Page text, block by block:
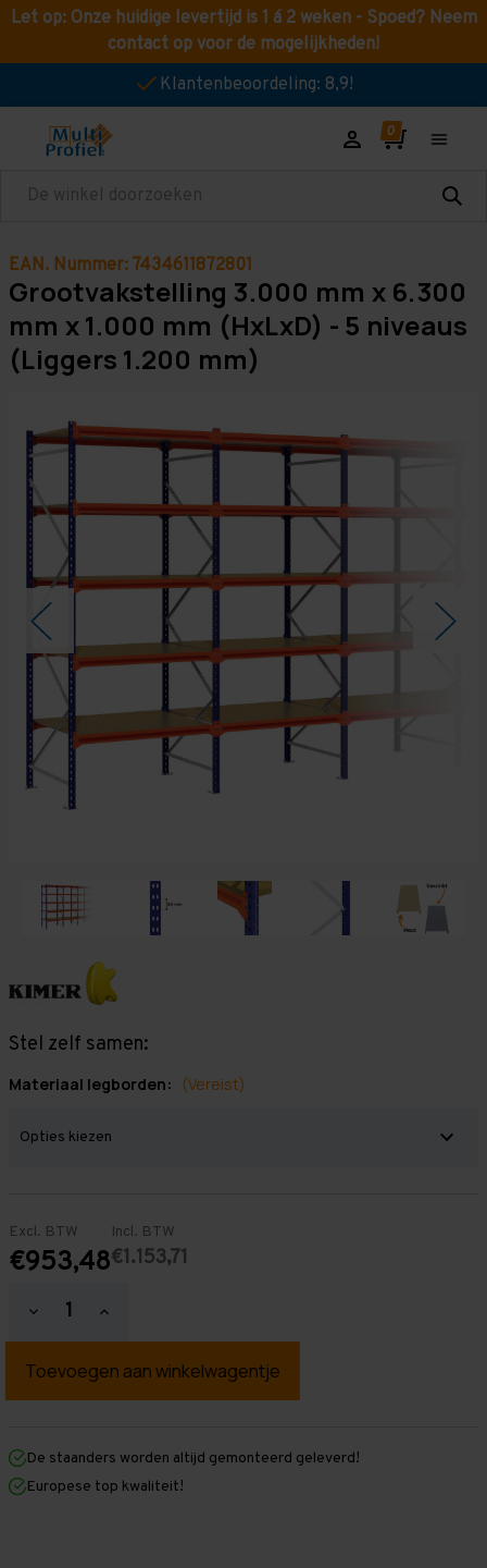
Let op: Onze huidige levertijd is 1 á 2 weken - Spoed? Neem
contact op voor de mogelijkheden!
Klantenbeoordeling: 8,9!
Zoeken
EAN. Nummer: 7434611872801
Grootvakstelling 3.000 mm x 6.300
mm x 1.000 mm (HxLxD) - 5 niveaus
(Liggers 1.200 mm)
Stel zelf samen:
Materiaal legborden: (Vereist)
Excl. BTW
€953,48
Incl. BTW
€1.153,71
Hoeveelheid
verlagen
Grootvakstelling
mm
mm
x
1.000
Hoeveelheid
verhogen
Grootvakstelling
mm
mm
1.000
De staanders worden altijd gemonteerd geleverd!
Europese top kwaliteit!